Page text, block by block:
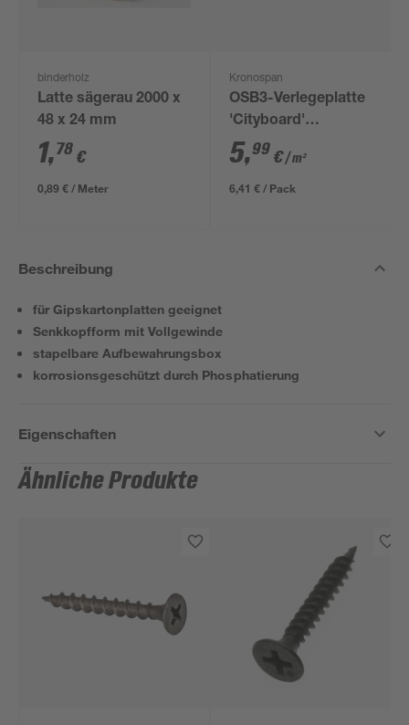
binderholz
Latte sägerau 2000 x
48 x 24 mm
1,78 €
0,89 € / Meter
Kronospan
OSB3-Verlegeplatte
'Cityboard'
ungeschliffen 1690 x
634 x 12 mm
5,99 €/ m²
6,41 € / Pack
Beschreibung
für Gipskartonplatten geeignet
Senkkopfform mit Vollgewinde
stapelbare Aufbewahrungsbox
korrosionsgeschützt durch Phosphatierung
Eigenschaften
Ähnliche Produkte